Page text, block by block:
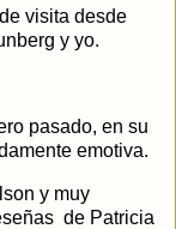
visita desde
y yo.
pasado, en su
emotiva.
y muy
de Patricia